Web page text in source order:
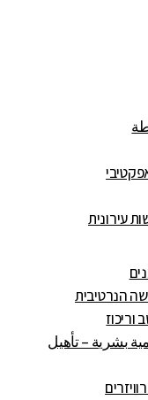
עירונית
הנרטיבית
וריכוז
بشرية – تأهيل